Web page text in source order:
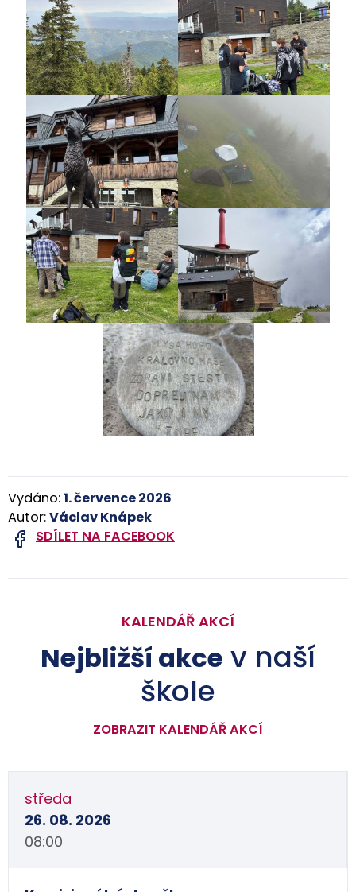
SDÍLET NA FACEBOOK
Vydáno:1. července 2026
Autor:Václav Knápek
KALENDÁŘ AKCÍ
Nejbližší akce v naší
škole
ZOBRAZIT KALENDÁŘ AKCÍ
středa
26. 08. 2026
08:00